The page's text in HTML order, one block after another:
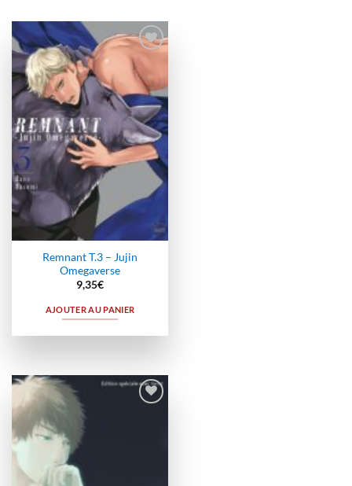
Ajouter
à la
wishlist
Remnant T.3 – Jujin
Omegaverse
9,35€
AJOUTER AU PANIER